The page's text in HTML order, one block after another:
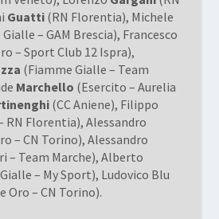
Guatti(RN Florentia), Michele
– GAM Brescia), Francesco
– Sport Club 12 Ispra),
(Fiamme Gialle – Team
Marchello (Esercito – Aurelia
(CC Aniene), Filippo
RN Florentia), Alessandro
– CN Torino), Alessandro
– Team Marche), Alberto
– My Sport), Ludovico Blu
Oro – CN Torino).